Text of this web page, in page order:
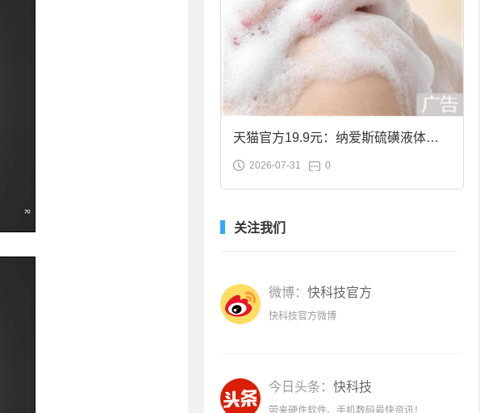
天猫官方19.9元：纳爱斯硫磺液体香
皂2斤大促
2026-07-31 0
关注我们
微博： 快科技官方
快科技官方微博
今日头条： 快科技
带来硬件软件、手机数码最快资讯！